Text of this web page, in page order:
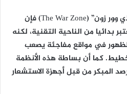
وبحسب تقرير نشرته منصة “ذي وور زون” (The War Zone) فإن
بدائيا من الناحية التقنية، لكنه
في مواقع مفاجئة يصعب
كما أن بساطة هذه الأنظمة
المبكر من قبل أجهزة الاستشعار